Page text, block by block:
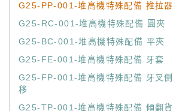
G25-PP-001-堆高機特殊配備 推拉器
G25-RC-001-堆高機特殊配備 圓夾
G25-BC-001-堆高機特殊配備 平夾
G25-FE-001-堆高機特殊配備 牙套
G25-FP-001-堆高機特殊配備 牙叉側
移
G25-TP-001-堆高機特殊配備 傾翻貨